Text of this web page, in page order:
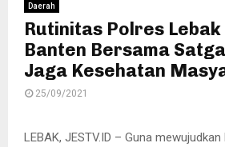
Daerah
Rutinitas Polres Lebak
Banten Bersama
Jaga Kesehatan
25/09/2021
LEBAK, JESTV.ID – Guna